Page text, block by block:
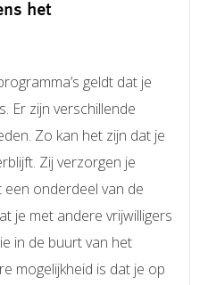
het
geldt dat je
Er zijn verschillende
Zo kan het zijn dat je
Zij verzorgen je
onderdeel van de
je met andere vrijwilligers
in de buurt van het
mogelijkheid is dat je op